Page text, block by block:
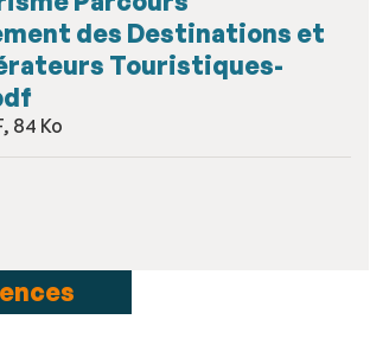
des Destinations et
Touristiques-
84 Ko